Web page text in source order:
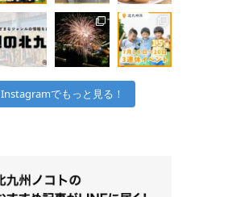
Instagramでもっと見る！